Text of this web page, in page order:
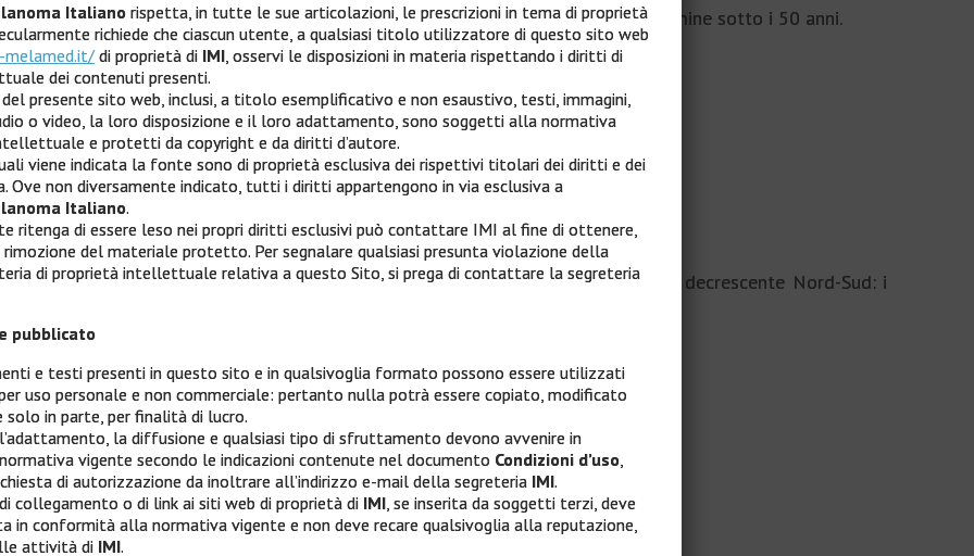
più frequente nei maschi sotto i 50 anni e il terzo più frequente nelle femmine sotto i 50 anni.
del melanoma cutaneo nel nostro Paese con un evidente trend decrescente Nord-Sud: i
Sud Italia rispetto a quelli nelle aree del Centro-Nord Italia.
Italianorispetta, in tutte le sue articolazioni, le prescrizioni in tema di proprietà
richiede che ciascun utente, a qualsiasi titolo utilizzatore di questo sito web
di proprietà di IMI, osservi le disposizioni in materia rispettando i diritti di
dei contenuti presenti.
presente sito web, inclusi, a titolo esemplificativo e non esaustivo, testi, immagini,
o video, la loro disposizione e il loro adattamento, sono soggetti alla normativa
e protetti da copyright e da diritti d’autore.
viene indicata la fonte sono di proprietà esclusiva dei rispettivi titolari dei diritti e dei
Ove non diversamente indicato, tutti i diritti appartengono in via esclusiva a
Italiano.
ritenga di essere leso nei propri diritti esclusivi può contattare IMI al fine di ottenere,
del materiale protetto. Per segnalare qualsiasi presunta violazione della
di proprietà intellettuale relativa a questo Sito, si prega di contattare la segreteria
pubblicato
e testi presenti in questo sito e in qualsivoglia formato possono essere utilizzati
uso personale e non commerciale: pertanto nulla potrà essere copiato, modificato
solo in parte, per finalità di lucro.
la diffusione e qualsiasi tipo di sfruttamento devono avvenire in
vigente secondo le indicazioni contenute nel documento Condizioni d’uso,
di autorizzazione da inoltrare all’indirizzo e-mail della segreteria IMI.
collegamento o di link ai siti web di proprietà di IMI, se inserita da soggetti terzi, deve
in conformità alla normativa vigente e non deve recare qualsivoglia alla reputazione,
attività di IMI.